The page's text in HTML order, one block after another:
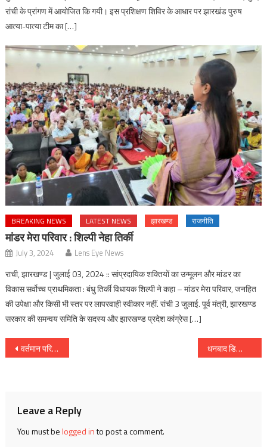
रांची के प्रांगण में आयोजित कि गयी। इस प्रशिक्षण शिविर के आधार पर झारखंड पुरुष
आत्या-पात्या टीम का […]
BREAKING NEWS LATEST NEWS झारखण्ड राजनीति
मांडर मेरा परिवार : शिल्पी नेहा तिर्की
July 3, 2024 Lens Eye News
राची, झारखण्ड | जुलाई 03, 2024 :: सांप्रदायिक शक्तियों का उन्मूलन और मांडर का
विकास सर्वोच्च प्राथमिकता : बंधु तिर्की विधायक शिल्पी ने कहा – मांडर मेरा परिवार, जनहित
की उपेक्षा और किसी भी स्तर पर लापरवाही स्वीकार नहीं. रांची 3 जुलाई. पूर्व मंत्री, झारखण्ड
सरकार की समन्वय समिति के सदस्य और झारखण्ड प्रदेश कांग्रेस […]
Post
वर्तमान परिपेक्ष्य में लाल बहादुर शास्त्री के विचारों की प्रासंगिकता पर रांची रिवोल्ट- जनमंच का वेबिनार दो अक्टूबर को धनबाद डिस्ट्रिक्ट योगासन स्पोर्ट्स एसोसिएशन के द्वारा प्रथम जिला स्तरीय योगासन चैंपियनशिप प्रतियोगिता का आयोजन
Leave a Reply
You must belogged into post a comment.